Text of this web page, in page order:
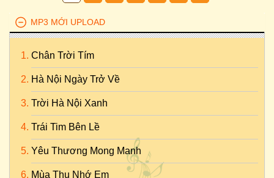
MP3 MỚI UPLOAD
Chân Trời Tím
Hà Nội Ngày Trở Về
Trời Hà Nội Xanh
Trái Tim Bên Lề
Yêu Thương Mong Manh
Mùa Thu Nhớ Em